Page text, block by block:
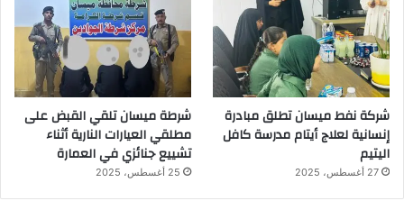
شركة نفط ميسان تطلق مبادرة
إنسانية لعلاج أيتام مدرسة كافل
اليتيم
27 أغسطس، 2025
شرطة ميسان تلقي القبض على
مطلقي العيارات النارية أثناء
تشييع جنائزي في العمارة
25 أغسطس، 2025